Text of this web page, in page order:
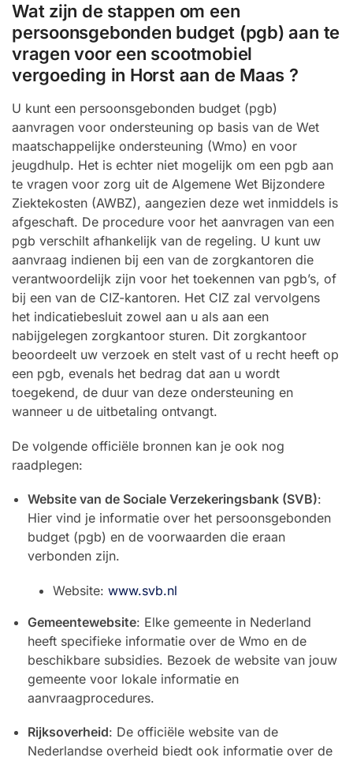
Wat zijn de stappen om een
persoonsgebonden budget (pgb) aan te
vragen voor een scootmobiel
vergoeding in Horst aan de Maas ?
U kunt een persoonsgebonden budget (pgb)
aanvragen voor ondersteuning op basis van de Wet
maatschappelijke ondersteuning (Wmo) en voor
jeugdhulp. Het is echter niet mogelijk om een pgb aan
te vragen voor zorg uit de Algemene Wet Bijzondere
Ziektekosten (AWBZ), aangezien deze wet inmiddels is
afgeschaft. De procedure voor het aanvragen van een
pgb verschilt afhankelijk van de regeling. U kunt uw
aanvraag indienen bij een van de zorgkantoren die
verantwoordelijk zijn voor het toekennen van pgb’s, of
bij een van de CIZ-kantoren. Het CIZ zal vervolgens
het indicatiebesluit zowel aan u als aan een
nabijgelegen zorgkantoor sturen. Dit zorgkantoor
beoordeelt uw verzoek en stelt vast of u recht heeft op
een pgb, evenals het bedrag dat aan u wordt
toegekend, de duur van deze ondersteuning en
wanneer u de uitbetaling ontvangt.
De volgende officiële bronnen kan je ook nog
raadplegen:
Website van de Sociale Verzekeringsbank (SVB):
Hier vind je informatie over het persoonsgebonden
budget (pgb) en de voorwaarden die eraan
verbonden zijn.
Website: www.svb.nl
Gemeentewebsite: Elke gemeente in Nederland
heeft specifieke informatie over de Wmo en de
beschikbare subsidies. Bezoek de website van jouw
gemeente voor lokale informatie en
aanvraagprocedures.
Rijksoverheid: De officiële website van de
Nederlandse overheid biedt ook informatie over de